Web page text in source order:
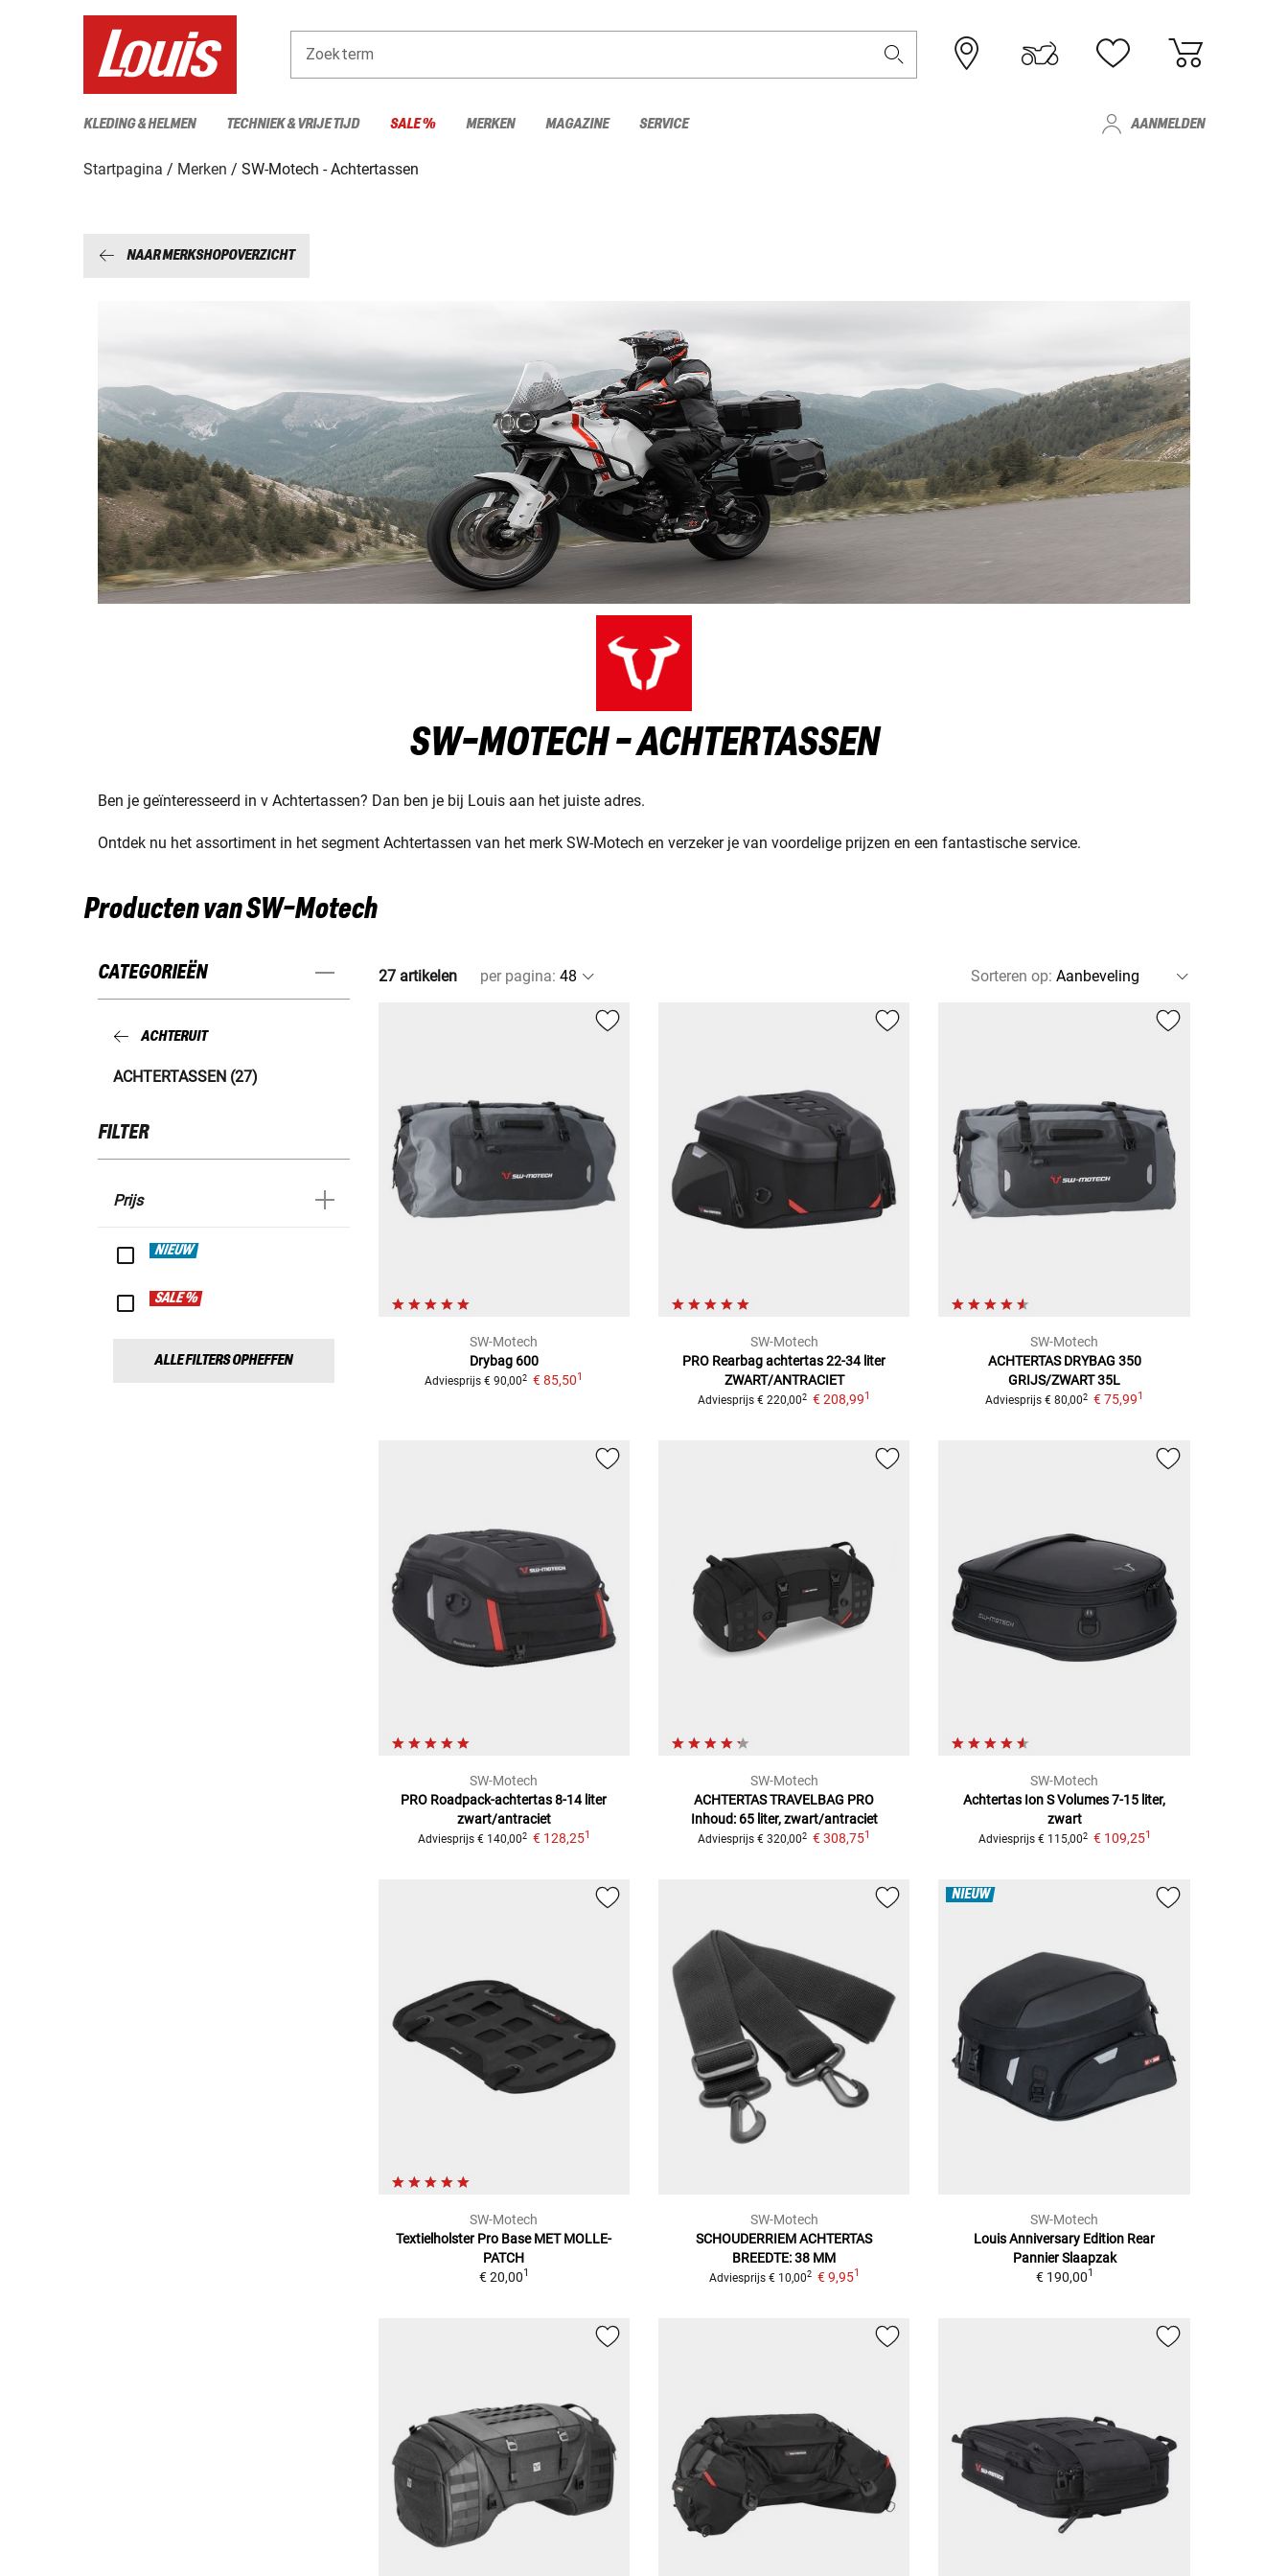
Zoekterm
KLEDING & HELMEN TECHNIEK & VRIJE TIJD SALE % MERKEN MAGAZINE SERVICE AANMELDEN
Startpagina Merken SW-Motech - Achtertassen
NAAR MERKSHOPOVERZICHT
SW-MOTECH - ACHTERTASSEN
Ben je geïnteresseerd in v Achtertassen? Dan ben je bij Louis aan het juiste adres.
Ontdek nu het assortiment in het segment Achtertassen van het merk SW-Motech en verzeker je van voordelige prijzen en een fantastische service.
Producten van SW-Motech
CATEGORIEËN
ACHTERUIT
ACHTERTASSEN (27)
FILTER
Prijs
NIEUW
SALE %
ALLE FILTERS OPHEFFEN
27 artikelen per pagina: Sorteren op:
SW-Motech
Drybag 600
Adviesprijs € 90,002 € 85,501
SW-Motech
PRO Rearbag achtertas 22-34 liter
ZWART/ANTRACIET
Adviesprijs € 220,002 € 208,991
SW-Motech
ACHTERTAS DRYBAG 350
GRIJS/ZWART 35L
Adviesprijs € 80,002 € 75,991
SW-Motech
PRO Roadpack-achtertas 8-14 liter
zwart/antraciet
Adviesprijs € 140,002 € 128,251
SW-Motech
ACHTERTAS TRAVELBAG PRO
Inhoud: 65 liter, zwart/antraciet
Adviesprijs € 320,002 € 308,751
SW-Motech
Achtertas Ion SVolumes 7-15 liter,
zwart
Adviesprijs € 115,002 € 109,251
SW-Motech
Textielholster Pro Base MET MOLLE-
PATCH
€ 20,001
SW-Motech
SCHOUDERRIEM ACHTERTAS
BREEDTE: 38 MM
Adviesprijs € 10,002 € 9,951
NIEUW
SW-Motech
Louis Anniversary Edition Rear
Pannier Slaapzak
€ 190,001